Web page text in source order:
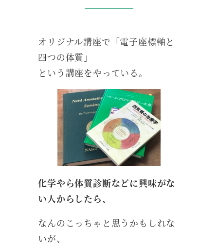
オリジナル講座で「電子座標軸と
四つの体質」
という講座をやっている。
化学やら体質診断などに興味がな
い人からしたら、
なんのこっちゃと思うかもしれな
いが、